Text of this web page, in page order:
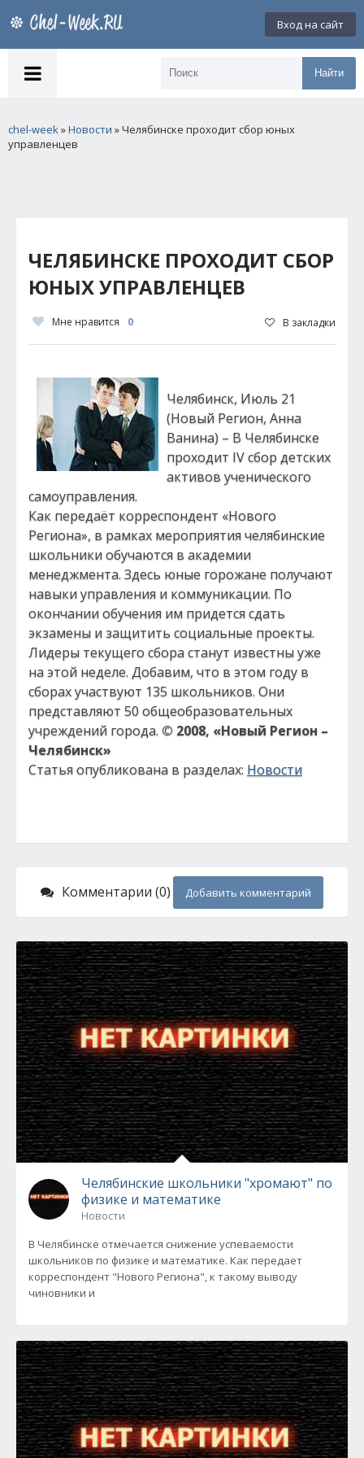
Вход на сайт
Найти
chel-week»Новости » Челябинске проходит сбор юных
управленцев
ЧЕЛЯБИНСКЕ ПРОХОДИТ СБОР
ЮНЫХ УПРАВЛЕНЦЕВ
Мне нравится 0 В закладки
Челябинск, Июль 21
(Новый Регион, Анна
Ванина) – В Челябинске
проходит IV сбор детских
активов ученического
самоуправления.
Как передаёт корреспондент «Нового
Региона», в рамках мероприятия челябинские
школьники обучаются в академии
менеджмента. Здесь юные горожане получают
навыки управления и коммуникации. По
окончании обучения им придется сдать
экзамены и защитить социальные проекты.
Лидеры текущего сбора станут известны уже
на этой неделе. Добавим, что в этом году в
сборах участвуют 135 школьников. Они
представляют 50 общеобразовательных
учреждений города. © 2008, «Новый Регион –
Челябинск»
Статья опубликована в разделах: Новости
Комментарии (0) Добавить комментарий
Челябинские школьники "хромают" по
физике и математике
Новости
В Челябинске отмечается снижение успеваемости
школьников по физике и математике. Как передает
корреспондент "Нового Региона", к такому выводу
чиновники и